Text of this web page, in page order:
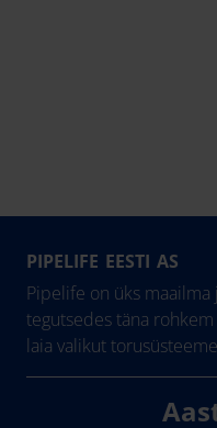
PIPELIFE EESTI AS
Pipelife on üks
tegutsedes täna
laia valikut